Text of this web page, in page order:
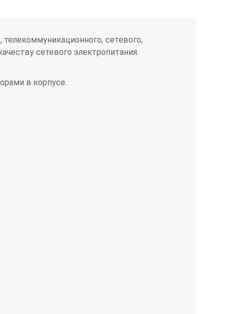
сетевого,
сетевого электропитания.
в корпусе.